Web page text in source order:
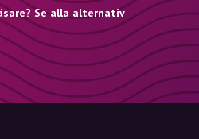
Se alla alternativ